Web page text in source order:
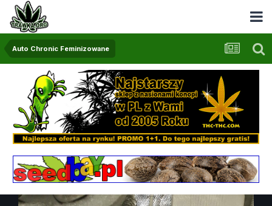
Auto Chronic Feminizowane